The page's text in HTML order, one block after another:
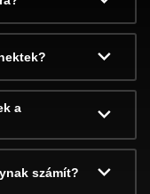
a
számít?